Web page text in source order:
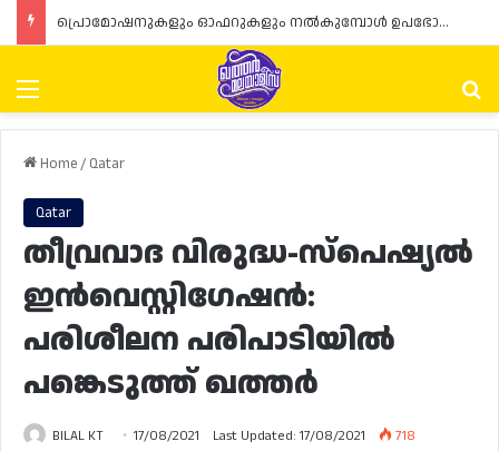
പ്രൊമോഷനുകളും ഓഫറുകളും നൽകുമ്പോൾ ഉപഭോക്താക്കളുടെ അവകാശങ്ങൾ ഉറപ്പാക്കണമെന്ന് ഖത്തർ വാണിജ്യ വ്യവസായ മന്ത്രാലയത്തിന്റെ (MoCI) നിർദ്ദേശം
Menu
Home/ Qatar
Qatar
തീവ്രവാദ വിരുദ്ധ-സ്‌പെഷ്യൽ
ഇൻവെസ്റ്റിഗേഷൻ:
പരിശീലന പരിപാടിയിൽ
പങ്കെടുത്ത് ഖത്തർ
BILAL KT 17/08/2021 Last Updated: 17/08/2021
718